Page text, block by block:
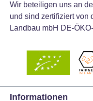
Wir beteiligen uns an
und sind zertifiziert von
Landbau mbH DE-
Informationen